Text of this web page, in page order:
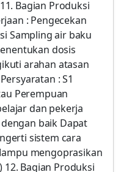
Bagian Produksi
: Pengecekan
Sampling air baku
dosis
arahan atasan
: S1
Perempuan
dan pekerja
baik Dapat
sistem cara
mengoprasikan
Bagian Produksi